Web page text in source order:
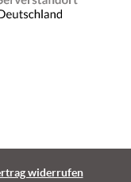
widerrufen